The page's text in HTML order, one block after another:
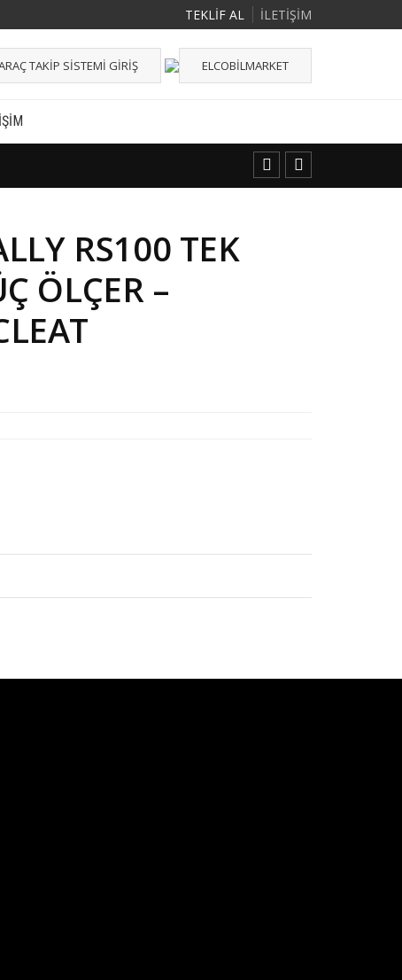
TEKLİF AL İLETİŞİM
TAKIP SISTEMI GIRIŞ ELCOBILMARKET
RS100 TEK
ÖLÇER –